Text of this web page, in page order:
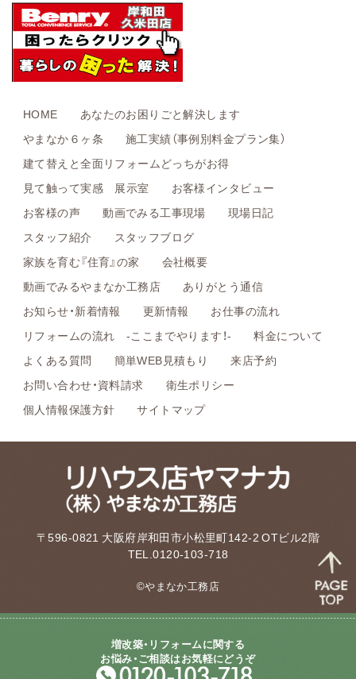
HOME
あなたのお困りごと解決します
やまなか６ヶ条
施工実績（事例別料金プラン集）
建て替えと全面リフォームどっちがお得
見て触って実感 展示室
お客様インタビュー
お客様の声
動画でみる工事現場
現場日記
スタッフ紹介
スタッフブログ
家族を育む『住育』の家
会社概要
動画でみるやまなか工務店
ありがとう通信
お知らせ・新着情報
更新情報
お仕事の流れ
リフォームの流れ -ここまでやります！-
料金について
よくある質問
簡単WEB見積もり
来店予約
お問い合わせ・資料請求
衛生ポリシー
個人情報保護方針
サイトマップ
〒596-0821 大阪府岸和田市小松里町142-2 OTビル2階
TEL.0120-103-718
©やまなか工務店
増改築・リフォームに関する
お悩み・ご相談はお気軽にどうぞ